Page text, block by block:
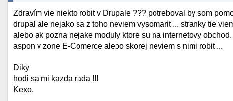
Zdravím vie niekto robit v Drupale ??? potreboval by som
drupal ale nejako sa z toho neviem vysomarit ... stranky tie
alebo ak pozna nejake moduly ktore su na internetovy
aspon v zone E-Comerce alebo skorej neviem s nimi robit ...
Diky
hodi sa mi kazda rada !!!
Kexo.